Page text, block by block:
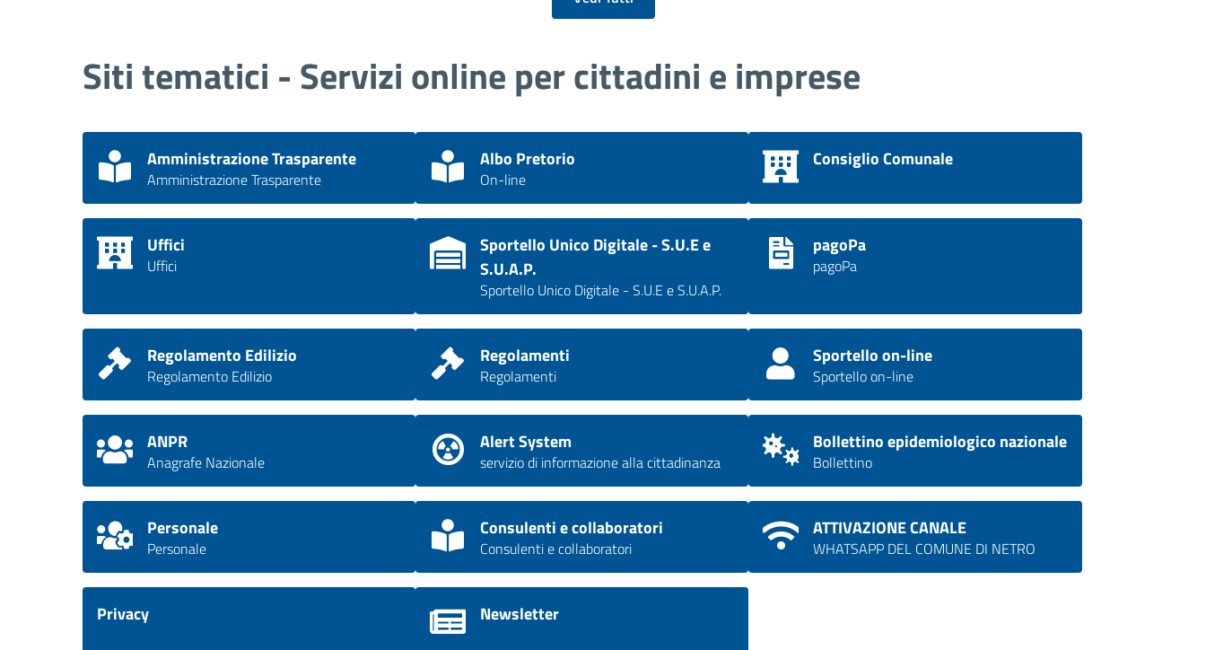
Siti tematici - Servizi online per cittadini e imprese
Amministrazione Trasparente
Amministrazione Trasparente
Albo Pretorio
On-line
Consiglio Comunale
Uffici
Uffici
Sportello Unico Digitale - S.U.E e
S.U.A.P.
Sportello Unico Digitale - S.U.E e S.U.A.P.
pagoPa
pagoPa
Regolamento Edilizio
Regolamento Edilizio
Regolamenti
Regolamenti
Sportello on-line
Sportello on-line
ANPR
Anagrafe Nazionale
Alert System
servizio di informazione alla cittadinanza
Bollettino epidemiologico nazionale
Bollettino
Personale
Personale
Consulenti e collaboratori
Consulenti e collaboratori
ATTIVAZIONE CANALE
WHATSAPP DEL COMUNE DI NETRO
Privacy Newsletter